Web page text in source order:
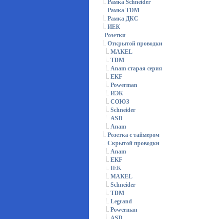
Рамка Schneider
Рамка TDM
Рамка ДКС
ИЕК
Розетки
Открытой проводки
MAKEL
TDM
Anam старая серия
EKF
Powerman
ИЭК
СОЮЗ
Schneider
ASD
Anam
Розетка с таймером
Скрытой проводки
Anam
EKF
IEK
MAKEL
Schneider
TDM
Legrand
Powerman